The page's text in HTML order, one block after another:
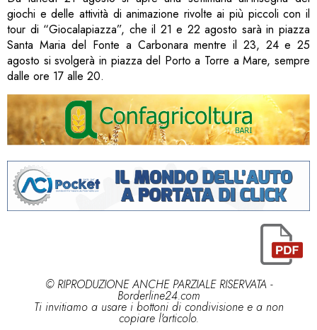
giochi e delle attività di animazione rivolte ai più piccoli con il
tour di “Giocalapiazza”, che il 21 e 22 agosto sarà in piazza
Santa Maria del Fonte a Carbonara mentre il 23, 24 e 25
agosto si svolgerà in piazza del Porto a Torre a Mare, sempre
dalle ore 17 alle 20.
© RIPRODUZIONE ANCHE PARZIALE RISERVATA -
Borderline24.com
Ti invitiamo a usare i bottoni di condivisione e a non
copiare l'articolo.